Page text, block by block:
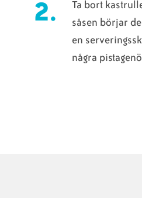
Ta bort
såsen börjar
en
några